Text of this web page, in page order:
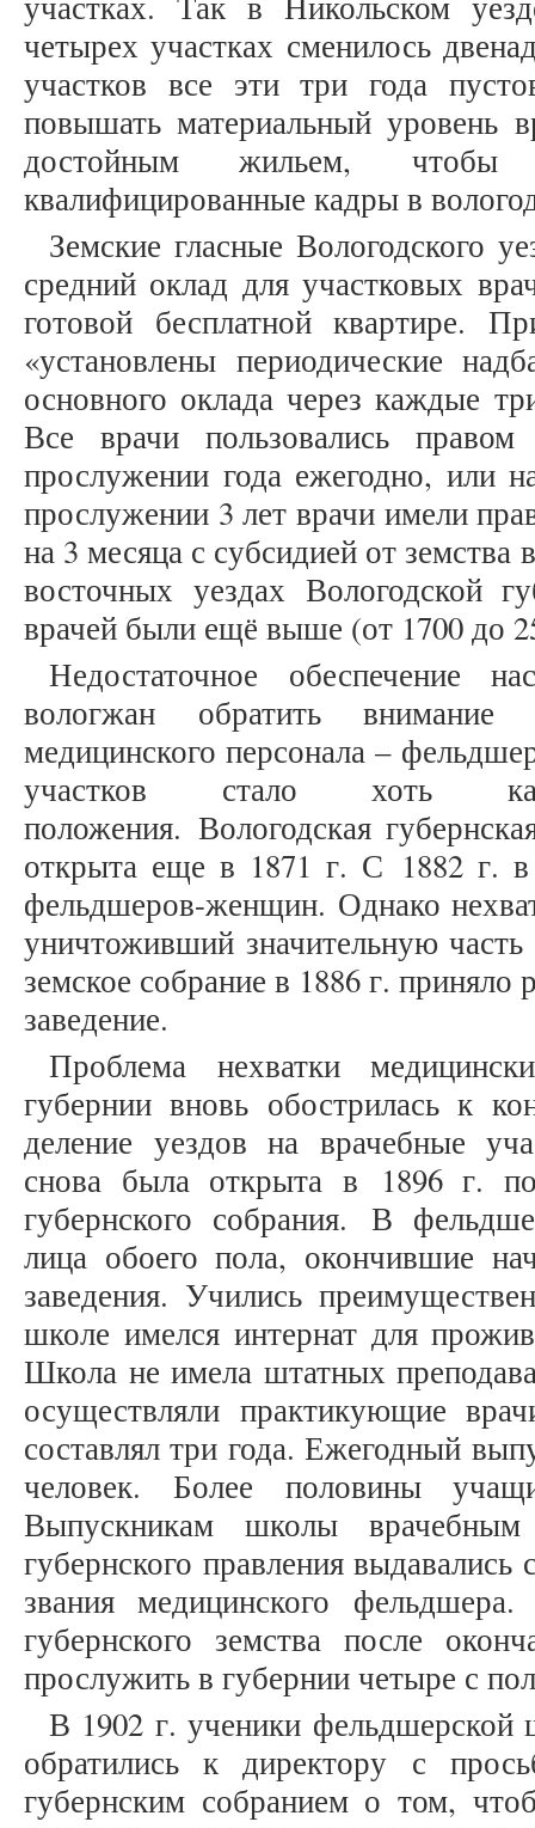
четырех участках сменилось
участков все эти три года
повышать материальный уровень
достойным жильем, чтобы
квалифицированные кадры в
Земские гласные Вологодского
средний оклад для участковых
готовой бесплатной квартире.
«установлены периодические
основного оклада через каждые
Все врачи пользовались
прослужении года ежегодно, или
прослужении 3 лет врачи имели
на 3 месяца с субсидией от
восточных уездах Вологодской
врачей были ещё выше (от 1700 до
Недостаточное обеспечение
вологжан обратить внимание
медицинского персонала –
участков стало хоть
положения. Вологодская
открыта еще в 1871 г. С 1882 г. в
фельдшеров-женщин. Однако
уничтоживший значительную
земское собрание в 1886 г.
заведение.
Проблема нехватки
губернии вновь обострилась к
деление уездов на врачебные
снова была открыта в 1896 г. по
губернского собрания. В
лица обоего пола, окончившие
заведения. Учились
школе имелся интернат для
Школа не имела штатных
осуществляли практикующие
составлял три года. Ежегодный
человек. Более половины
Выпускникам школы врачебным
губернского правления выдавались
звания медицинского фельдшера.
губернского земства после
прослужить в губернии четыре с
В 1902 г. ученики
обратились к директору с
губернским собранием о том,